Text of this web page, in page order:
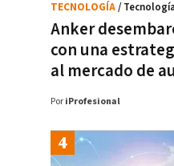
Anker
con una
al mercado de
TECNOLOGÍA/ Tecnología
Por iProfesional